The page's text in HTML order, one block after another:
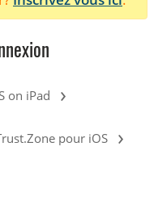
on iPad ›
pour iOS ›